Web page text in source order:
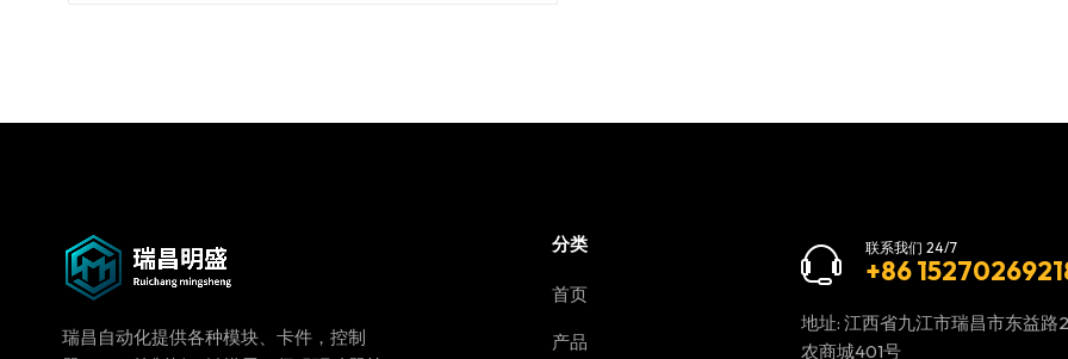
瑞昌自动化提供各种模块、卡件，控制
分类
首页
产品
联系我们 24/7
+86
地址: 江西省九江市瑞昌市东益路
农商城401号